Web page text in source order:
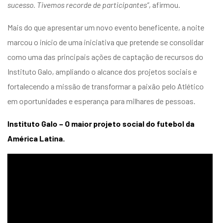
sucesso. Tivemos recorde de participantes”, afirmou.
Mais do que apresentar um novo evento beneficente, a noite
marcou o início de uma iniciativa que pretende se consolidar
como uma das principais ações de captação de recursos do
Instituto Galo, ampliando o alcance dos projetos sociais e
fortalecendo a missão de transformar a paixão pelo Atlético
em oportunidades e esperança para milhares de pessoas.
Instituto Galo – O maior projeto social do futebol da
América Latina.